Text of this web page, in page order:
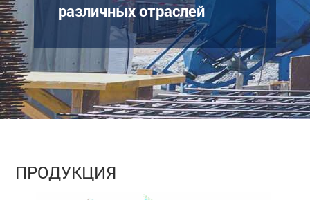
различных отраслей
ПРОДУКЦИЯ